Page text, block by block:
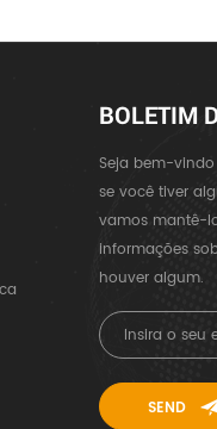
BOLETIM
Seja bem-
se você tiver
vamos mantê-
informações
houver algum.